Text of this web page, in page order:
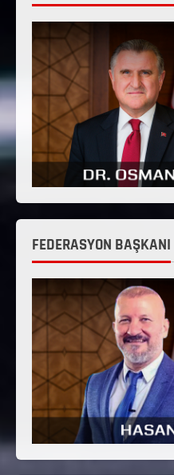
FEDERASYON BAŞKANI